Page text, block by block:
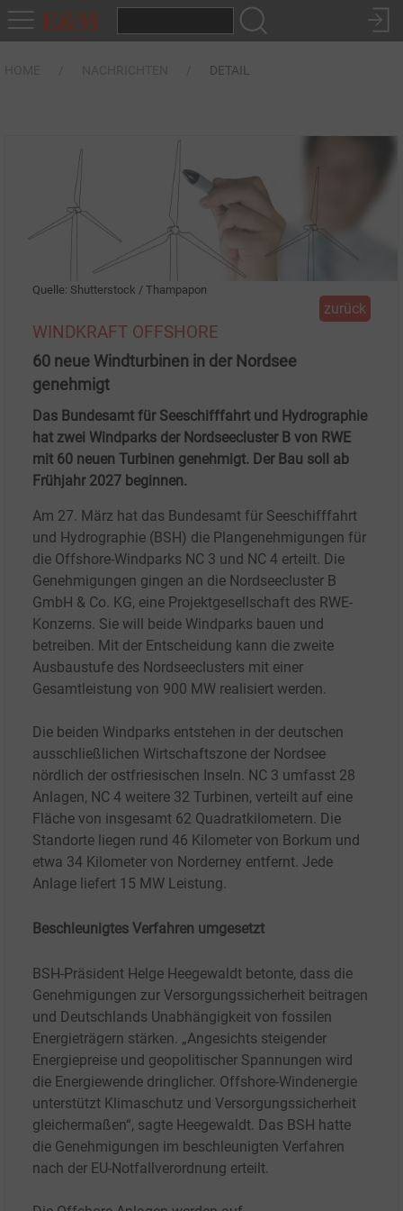
DETAIL
Quelle: Shutterstock / Thampapon
zurück
WINDKRAFT OFFSHORE
60 neue Windturbinen in der Nordsee
genehmigt
Das Bundesamt für Seeschifffahrt und Hydrographie
hat zwei Windparks der Nordseecluster B von RWE
mit 60 neuen Turbinen genehmigt. Der Bau soll ab
Frühjahr 2027 beginnen.
Am 27. März hat das Bundesamt für Seeschifffahrt
und Hydrographie (BSH) die Plangenehmigungen für
die Offshore-Windparks NC 3 und NC 4 erteilt. Die
Genehmigungen gingen an die Nordseecluster B
GmbH & Co. KG, eine Projektgesellschaft des RWE-
Konzerns. Sie will beide Windparks bauen und
betreiben. Mit der Entscheidung kann die zweite
Ausbaustufe des Nordseeclusters mit einer
Gesamtleistung von 900 MW realisiert werden.
Die beiden Windparks entstehen in der deutschen
ausschließlichen Wirtschaftszone der Nordsee
nördlich der ostfriesischen Inseln. NC 3 umfasst 28
Anlagen, NC 4 weitere 32 Turbinen, verteilt auf eine
Fläche von insgesamt 62 Quadratkilometern. Die
Standorte liegen rund 46 Kilometer von Borkum und
etwa 34 Kilometer von Norderney entfernt. Jede
Anlage liefert 15 MW Leistung.
Beschleunigtes Verfahren umgesetzt
BSH-Präsident Helge Heegewaldt betonte, dass die
Genehmigungen zur Versorgungssicherheit beitragen
und Deutschlands Unabhängigkeit von fossilen
Energieträgern stärken. „Angesichts steigender
Energiepreise und geopolitischer Spannungen wird
die Energiewende dringlicher. Offshore-Windenergie
unterstützt Klimaschutz und Versorgungssicherheit
gleichermaßen“, sagte Heegewaldt. Das BSH hatte
die Genehmigungen im beschleunigten Verfahren
nach der EU-Notfallverordnung erteilt.